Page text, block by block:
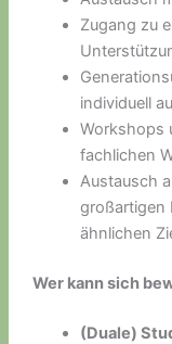
Zugang zu
individuell
Workshops
fachlichen
Austausch
großartigen
ähnlichen
Wer kann sich
(Duale)